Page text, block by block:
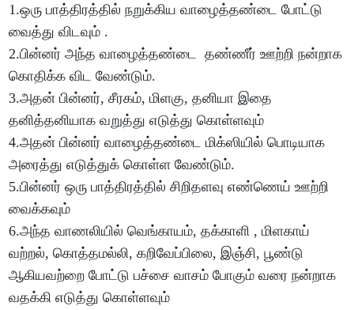
1.ஒரு பாத்திரத்தில் நறுக்கிய வாழைத்தண்டை போட்டு
வைத்து விடவும் .
2.பின்னர் அந்த வாழைத்தண்டை தண்ணீர் ஊற்றி நன்றாக
கொதிக்க விட வேண்டும்.
3.அதன் பின்னர், சீரகம், மிளகு, தனியா இதை
தனித்தனியாக வறுத்து எடுத்து கொள்ளவும்
4.அதன் பின்னர் வாழைத்தண்டை மிக்ஸியில் பொடியாக
அரைத்து எடுத்துக் கொள்ள வேண்டும்.
5.பின்னர் ஒரு பாத்திரத்தில் சிறிதளவு எண்ணெய் ஊற்றி
வைக்கவும்
6.அந்த வாணலியில் வெங்காயம், தக்காளி , மிளகாய்
வற்றல், கொத்தமல்லி, கறிவேப்பிலை, இஞ்சி, பூண்டு
ஆகியவற்றை போட்டு பச்சை வாசம் போகும் வரை நன்றாக
வதக்கி எடுத்து கொள்ளவும்